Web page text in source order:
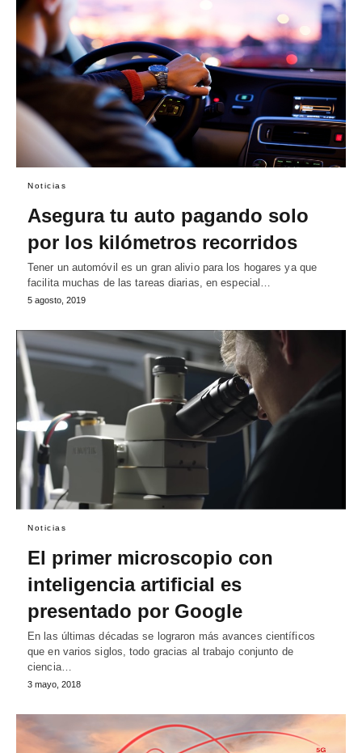
Noticias
Asegura tu auto pagando solo
por los kilómetros recorridos
Tener un automóvil es un gran alivio para los hogares ya que
facilita muchas de las tareas diarias, en especial…
5 agosto, 2019
Noticias
El primer microscopio con
inteligencia artificial es
presentado por Google
En las últimas décadas se lograron más avances científicos
que en varios siglos, todo gracias al trabajo conjunto de
ciencia…
3 mayo, 2018